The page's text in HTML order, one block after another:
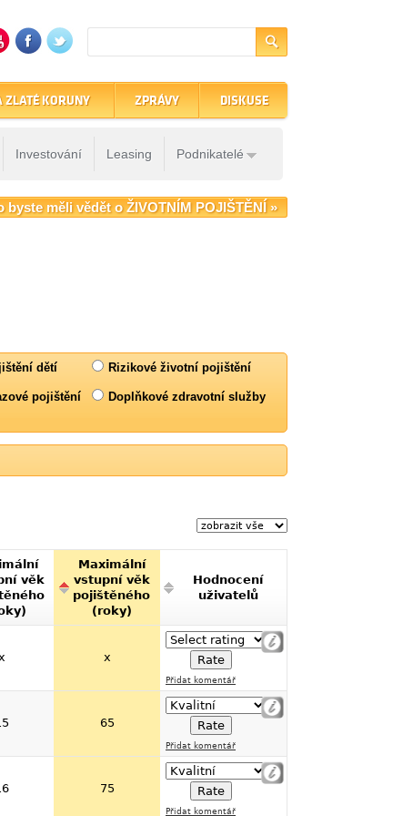
Investování Leasing Podnikatelé
ZLATÉ KORUNY ZPRÁVY DISKUSE
byste měli vědět o ŽIVOTNÍM POJIŠTĚNÍ »
dětí Rizikové životní pojištění
pojištění Doplňkové zdravotní služby
věk
Maximální
vstupní věk
pojištěného
(roky)
Hodnocení
uživatelů
x
Přidat komentář
65
Přidat komentář
75
Přidat komentář